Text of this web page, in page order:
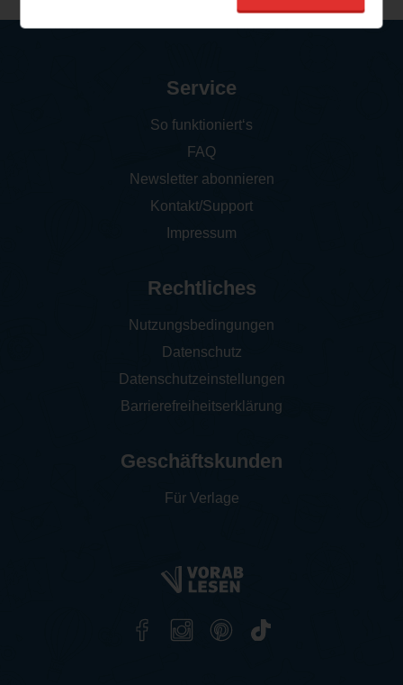
Service
So funktioniert‘s
FAQ
Newsletter abonnieren
Kontakt/Support
Impressum
Rechtliches
Nutzungsbedingungen
Datenschutz
Datenschutzeinstellungen
Barrierefreiheitserklärung
Geschäftskunden
Für Verlage